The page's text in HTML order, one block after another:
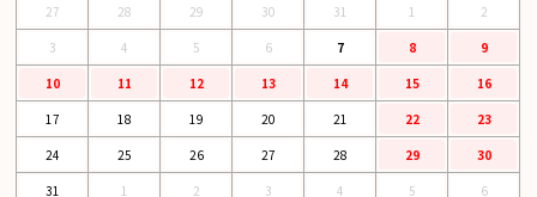
27
28 29 30 31 1
2
3
4 5 6 7 8
9
10
11 12 13 14 15
16
17
18 19 20 21 22
23
24
25 26 27 28 29
30
31
1 2 3 4 5 6